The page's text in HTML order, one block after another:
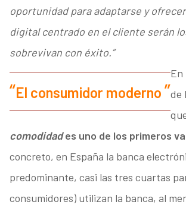
oportunidad para adaptarse y
digital centrado en el cliente serán
sobrevivan con éxito.”
El consumidor moderno
En
de
comodidades uno de los primeros
concreto, en España la banca
predominante, casi las tres cuartas
consumidores) utilizan la banca, al